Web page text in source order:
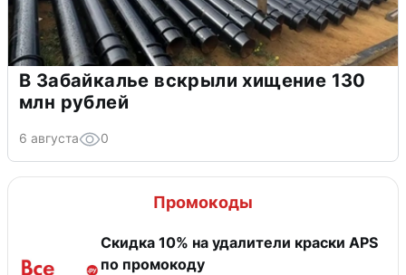
В Забайкалье вскрыли хищение 130
млн рублей
6 августа 0
Промокоды
Скидка 10% на удалители краски APS
по промокоду